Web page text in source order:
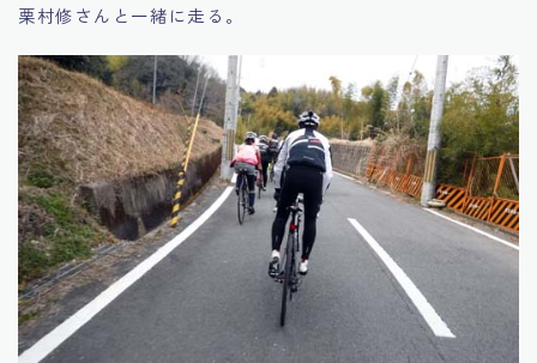
栗村修さんと一緒に走る。